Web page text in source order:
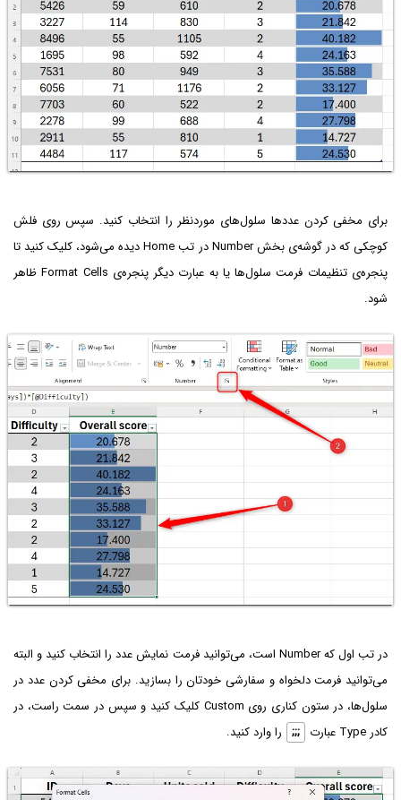
برای مخفی کردن عددها سلول‌های موردنظر را انتخاب کنید. سپس روی فلش
کوچکی که در گوشه‌ی بخش Number در تب Home دیده می‌شود، کلیک کنید تا
پنجره‌ی تنظیمات فرمت سلول‌ها یا به عبارت دیگر پنجره‌ی Format Cells ظاهر
شود.
در تب اول که Number است، می‌توانید فرمت نمایش عدد را انتخاب کنید و البته
می‌توانید فرمت دلخواه و سفارشی خودتان را بسازید. برای مخفی کردن عدد در
سلول‌ها، در ستون کناری روی Custom کلیک کنید و سپس در سمت راست، در
کادر Type عبارت
;;; را وارد کنید.